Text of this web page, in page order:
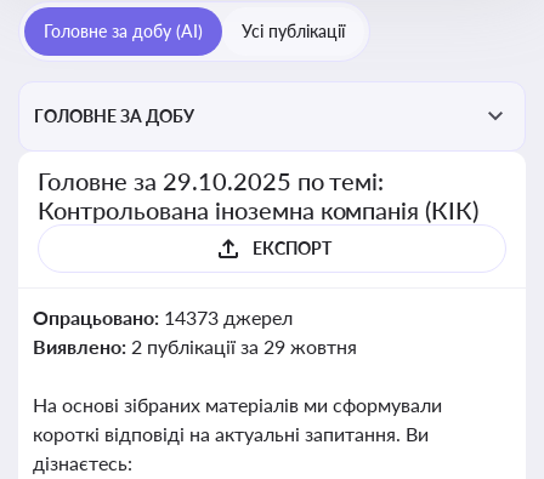
органами України щодо своїх доходів і витрат
Головне за добу (AI) Усі публікації
ГОЛОВНЕ ЗА ДОБУ
Головне за 29.10.2025 по темі:
Контрольована іноземна компанія (КІК)
ЕКСПОРТ
Опрацьовано: 14373 джерел
Виявлено: 2 публікації за 29 жовтня
На основі зібраних матеріалів ми сформували
короткі відповіді на актуальні запитання. Ви
дізнаєтесь: